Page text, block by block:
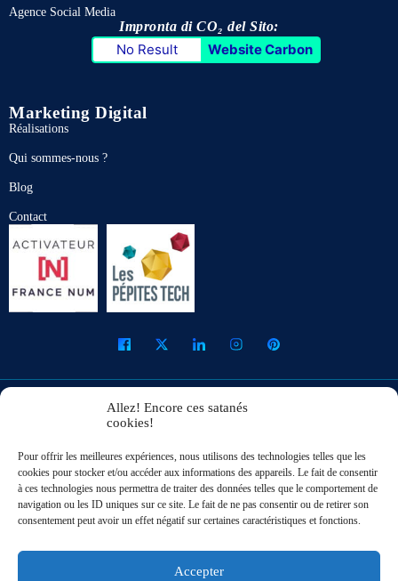
Allez! Encore ces satanés
cookies!
Pour offrir les meilleures expériences, nous utilisons des technologies telles que les
cookies pour stocker et/ou accéder aux informations des appareils. Le fait de consentir
à ces technologies nous permettra de traiter des données telles que le comportement de
navigation ou les ID uniques sur ce site. Le fait de ne pas consentir ou de retirer son
consentement peut avoir un effet négatif sur certaines caractéristiques et fonctions.
Accepter
Agence Social Media
Impronta di CO₂ del Sito:
No Result Website Carbon
Marketing Digital
Réalisations
Qui sommes-nous ?
Blog
Contact
Mentions Légales Cookies Accessibilité
English
Hébergé chez – Optimisé avec – SEO by Lila &
Copyright © 2019 - 2026 BL DIGITAL All rights reserved